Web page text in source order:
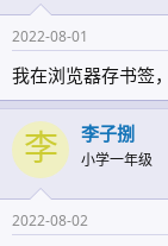
2022-08-01
我在浏览器存书签
李 李子捌
小学一年级
2022-08-02